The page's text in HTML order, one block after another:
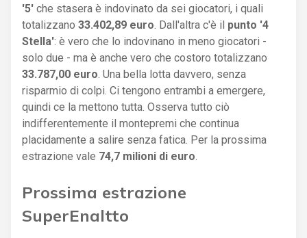
'5' che stasera è indovinato da sei giocatori, i quali
totalizzano 33.402,89 euro . Dall'altra c'è il punto '4
Stella': è vero che lo indovinano in meno giocatori -
solo due - ma è anche vero che costoro totalizzano
33.787,00 euro . Una bella lotta davvero, senza
risparmio di colpi. Ci tengono entrambi a emergere,
quindi ce la mettono tutta. Osserva tutto ciò
indifferentemente il montepremi che continua
placidamente a salire senza fatica. Per la prossima
estrazione vale 74,7 milioni di euro
Prossima estrazione
SuperEnaltto